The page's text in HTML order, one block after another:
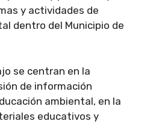
y actividades de
dentro del Municipio de
se centran en la
de información
ambiental, en la
educativos y